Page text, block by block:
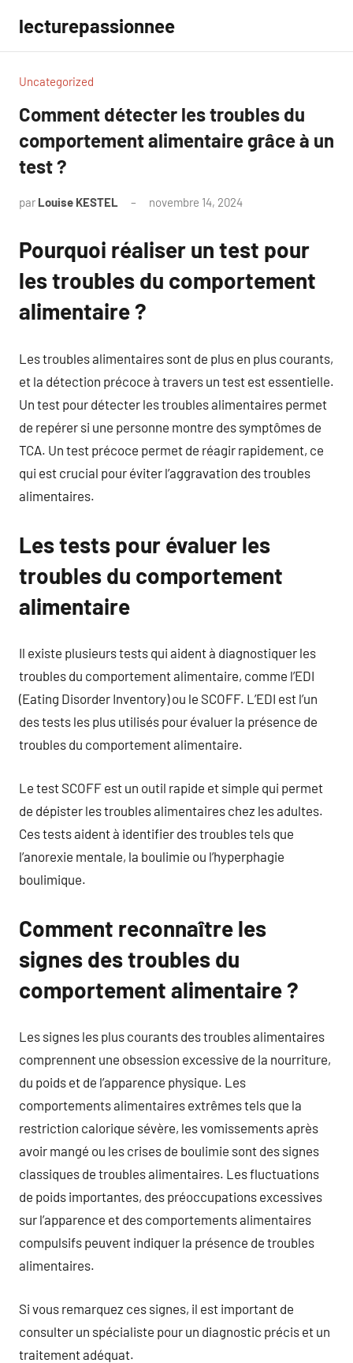
contenu
lecturepassionnee
Uncategorized
Comment détecter les troubles du
comportement alimentaire grâce à un
test ?
par Louise KESTEL novembre 14, 2024
Pourquoi réaliser un test pour
les troubles du comportement
alimentaire ?
Les troubles alimentaires sont de plus en plus courants,
et la détection précoce à travers un test est essentielle.
Un test pour détecter les troubles alimentaires permet
de repérer si une personne montre des symptômes de
TCA. Un test précoce permet de réagir rapidement, ce
qui est crucial pour éviter l’aggravation des troubles
alimentaires.
Les tests pour évaluer les
troubles du comportement
alimentaire
Il existe plusieurs tests qui aident à diagnostiquer les
troubles du comportement alimentaire, comme l’EDI
(Eating Disorder Inventory) ou le SCOFF. L’EDI est l’un
des tests les plus utilisés pour évaluer la présence de
troubles du comportement alimentaire.
Le test SCOFF est un outil rapide et simple qui permet
de dépister les troubles alimentaires chez les adultes.
Ces tests aident à identifier des troubles tels que
l’anorexie mentale, la boulimie ou l’hyperphagie
boulimique.
Comment reconnaître les
signes des troubles du
comportement alimentaire ?
Les signes les plus courants des troubles alimentaires
comprennent une obsession excessive de la nourriture,
du poids et de l’apparence physique. Les
comportements alimentaires extrêmes tels que la
restriction calorique sévère, les vomissements après
avoir mangé ou les crises de boulimie sont des signes
classiques de troubles alimentaires. Les fluctuations
de poids importantes, des préoccupations excessives
sur l’apparence et des comportements alimentaires
compulsifs peuvent indiquer la présence de troubles
alimentaires.
Si vous remarquez ces signes, il est important de
consulter un spécialiste pour un diagnostic précis et un
traitement adéquat.